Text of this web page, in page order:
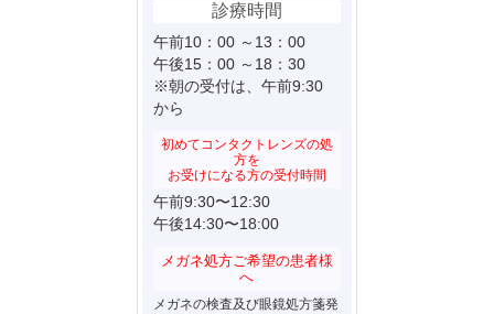
診療時間
午前10：00 ～13：00
午後15：00 ～18：30
※朝の受付は、午前9:30
から
初めてコンタクトレンズの処
方を
お受けになる方の受付時間
午前9:30〜12:30
午後14:30〜18:00
メガネ処方ご希望の患者様
へ
メガネの検査及び眼鏡処方箋発